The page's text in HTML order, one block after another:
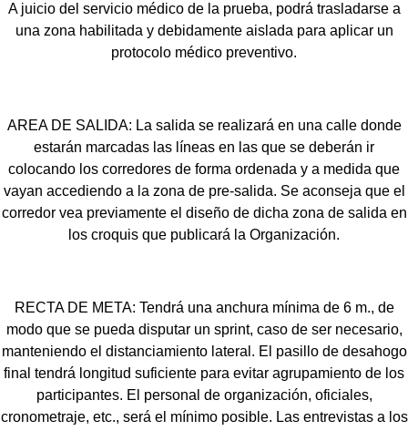
A juicio del servicio médico de la prueba, podrá trasladarse a
una zona habilitada y debidamente aislada para aplicar un
protocolo médico preventivo.
AREA DE SALIDA: La salida se realizará en una calle donde
estarán marcadas las líneas en las que se deberán ir
colocando los corredores de forma ordenada y a medida que
vayan accediendo a la zona de pre-salida. Se aconseja que el
corredor vea previamente el diseño de dicha zona de salida en
los croquis que publicará la Organización.
RECTA DE META: Tendrá una anchura mínima de 6 m., de
modo que se pueda disputar un sprint, caso de ser necesario,
manteniendo el distanciamiento lateral. El pasillo de desahogo
final tendrá longitud suficiente para evitar agrupamiento de los
participantes. El personal de organización, oficiales,
cronometraje, etc., será el mínimo posible. Las entrevistas a los